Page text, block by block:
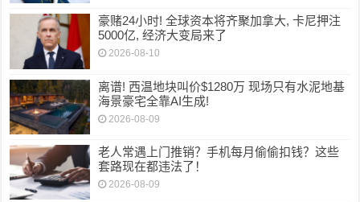
豪赌24小时! 全球资本将齐聚加拿大, 卡尼押注
5000亿, 经济大变局来了
2026-08-10
离谱! 西温地块叫价$1280万 现场只有水泥地基
海景豪宅全靠AI生成!
2026-08-09
老人常遇上门推销？手机每月偷偷扣钱？这些
套路现在都违法了！
2026-08-09